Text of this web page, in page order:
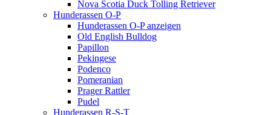
Nova Scotia Duck Tolling Retriever
Hunderassen O-P
Hunderassen O-P anzeigen
Old English Bulldog
Papillon
Pekingese
Podenco
Pomeranian
Prager Rattler
Pudel
Hunderassen R-S-T